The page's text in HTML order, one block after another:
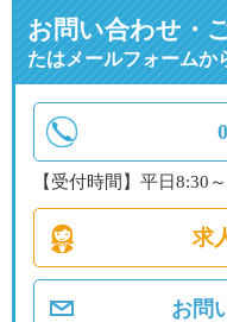
お問い合わせ・
たはメールフォームか
【受付時間】平日8:30
求
お問